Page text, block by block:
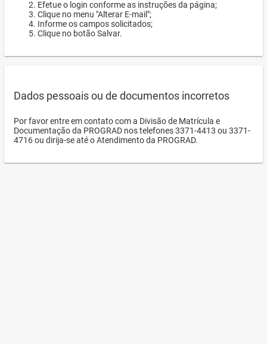
Efetue o login conforme as instruções da página;
Clique no menu "Alterar E-mail";
Informe os campos solicitados;
Clique no botão Salvar.
Dados pessoais ou de documentos incorretos
Por favor entre em contato com a Divisão de Matrícula e
Documentação da PROGRAD nos telefones 3371-4413 ou 3371-
4716 ou dirija-se até o Atendimento da PROGRAD.